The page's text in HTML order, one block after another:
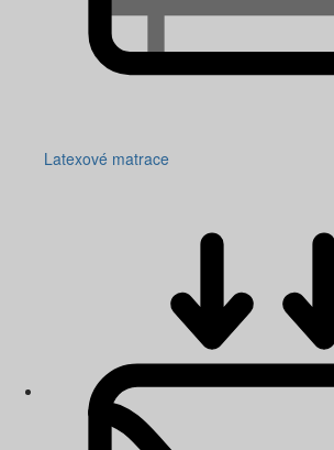
Latexové matrace